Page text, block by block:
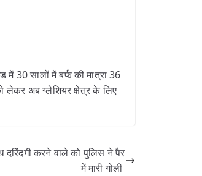
में 30 सालों में बर्फ की मात्रा 36
लेकर अब ग्लेशियर क्षेत्र के लिए
करने वाले को पुलिस ने पैर
में मारी गोली